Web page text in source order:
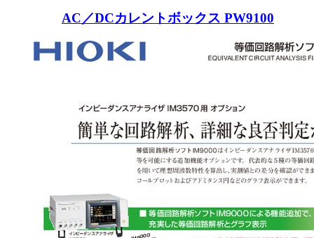
AC／DCカレントボックス PW9100